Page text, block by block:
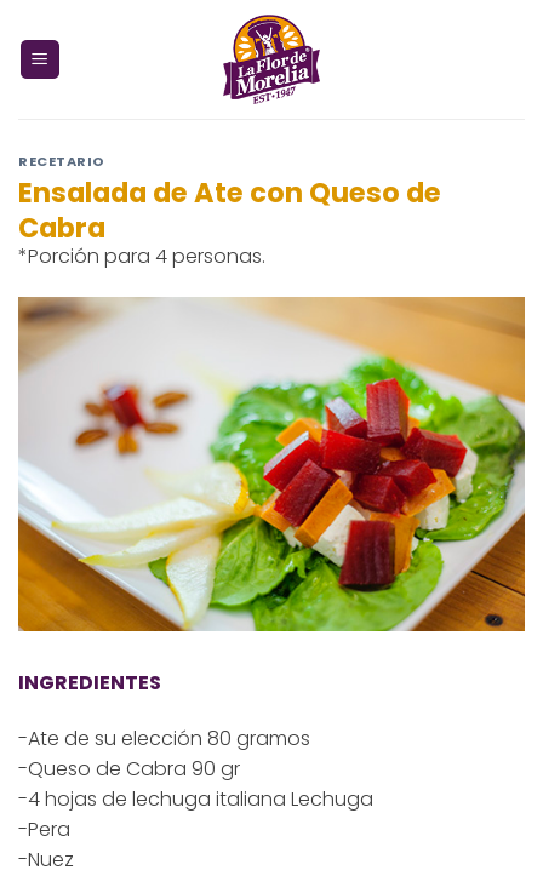
content
RECETARIO
Ensalada de Ate con Queso de
Cabra
*Porción para 4 personas.
INGREDIENTES
-Ate de su elección 80 gramos
-Queso de Cabra 90 gr
-4 hojas de lechuga italiana Lechuga
-Pera
-Nuez